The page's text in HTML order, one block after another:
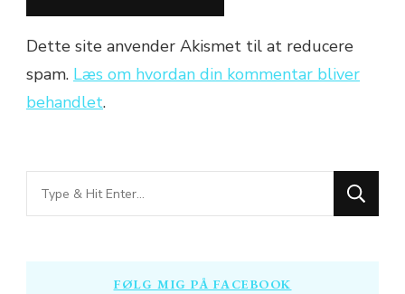
Dette site anvender Akismet til at reducere
spam. Læs om hvordan din kommentar bliver
behandlet.
Looking
for
FØLG MIG PÅ FACEBOOK